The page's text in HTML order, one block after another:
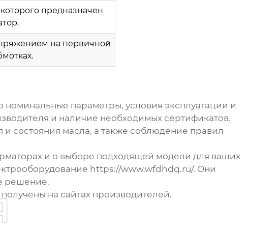
предназначен
на первичной
номинальные параметры, условия эксплуатации и
и наличие необходимых сертификатов.
и состояния масла, а также соблюдение правил
и о выборе подходящей модели для ваших
https://www.wfdhdq.ru/. Они
решение.
на сайтах производителей.